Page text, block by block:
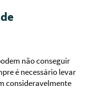
não conseguir
é necessário levar
consideravelmente